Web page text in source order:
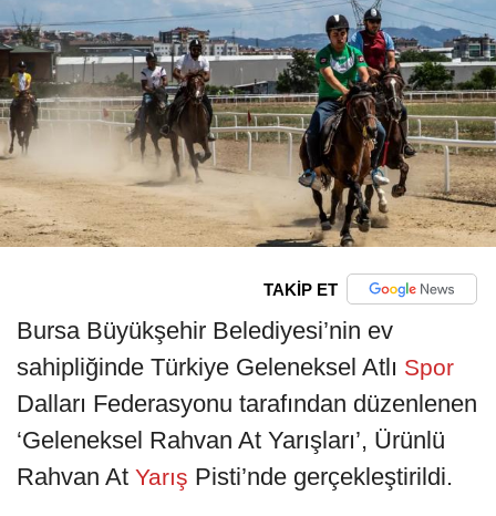
TAKİP ET
Bursa Büyükşehir Belediyesi’nin ev
sahipliğinde Türkiye Geleneksel Atlı Spor
Dalları Federasyonu tarafından düzenlenen
‘Geleneksel Rahvan At Yarışları’, Ürünlü
Rahvan At Yarış Pisti’nde gerçekleştirildi.